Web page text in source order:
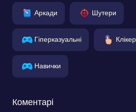
Аркади Шутери
Гіперказуальні
Навички
Коментарі